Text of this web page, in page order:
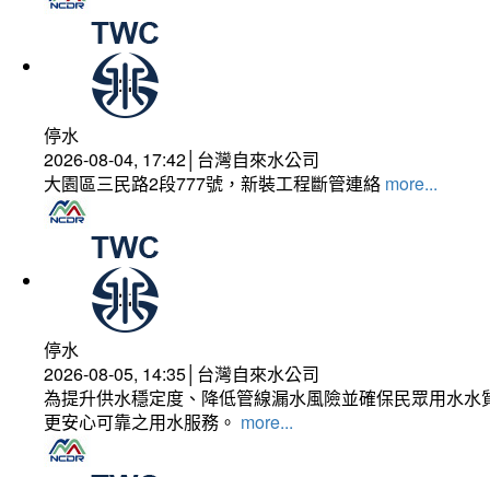
停水
2026-08-04, 17:42│台灣自來水公司
大園區三民路2段777號，新裝工程斷管連絡 more...
停水
2026-08-05, 14:35│台灣自來水公司
為提升供水穩定度、降低管線漏水風險並確保民眾用水
更安心可靠之用水服務。 more...